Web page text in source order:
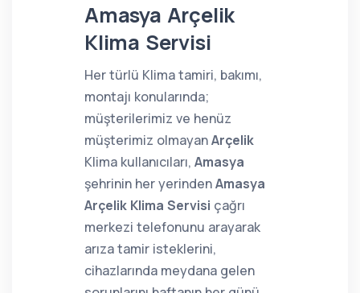
Amasya Arçelik
Klima Servisi
Her türlü Klima tamiri, bakımı,
montajı konularında;
müşterilerimiz ve henüz
müşterimiz olmayanArçelik
Klima kullanıcıları, Amasya
şehrinin her yerindenAmasya
Arçelik Klima Servisi çağrı
merkezi telefonunu arayarak
arıza tamir isteklerini,
cihazlarında meydana gelen